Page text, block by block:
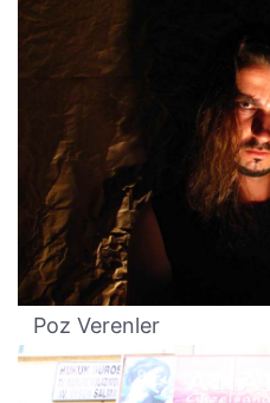
Poz Verenler